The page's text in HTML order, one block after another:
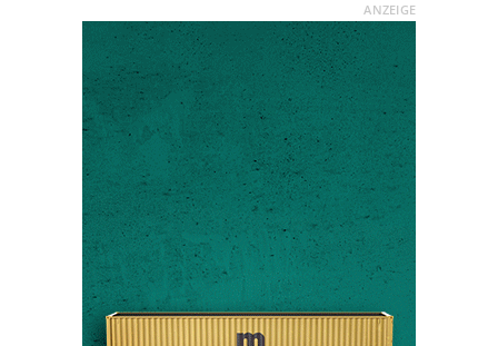
ANZEIGE